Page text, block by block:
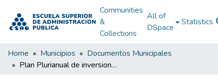
Communities
&
Collections
All of
DSpace
Statistics
Home Municipios
Documentos Municipales
Plan Plurianual de inversiones Valle del Guamuez Putumayo 2008 - 2011: PPI Valle del Guamuez Putumayo 2008 - 2011